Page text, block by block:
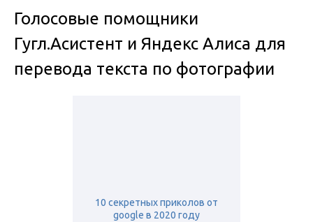
Голосовые помощники
Гугл.Асистент и Яндекс Алиса для
перевода текста по фотографии
10 секретных приколов от
google в 2020 году